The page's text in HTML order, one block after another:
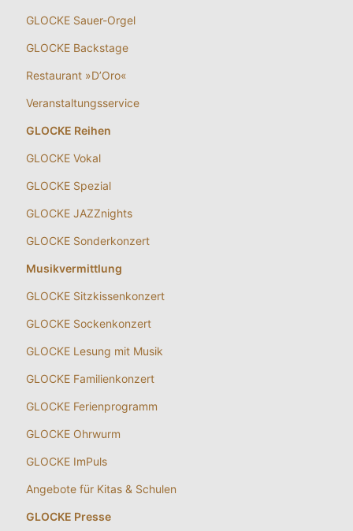
GLOCKE Sauer-Orgel
GLOCKE Backstage
Restaurant »D’Oro«
Veranstaltungsservice
GLOCKE Reihen
GLOCKE Vokal
GLOCKE Spezial
GLOCKE JAZZnights
GLOCKE Sonderkonzert
Musikvermittlung
GLOCKE Sitzkissenkonzert
GLOCKE Sockenkonzert
GLOCKE Lesung mit Musik
GLOCKE Familienkonzert
GLOCKE Ferienprogramm
GLOCKE Ohrwurm
GLOCKE ImPuls
Angebote für Kitas & Schulen
GLOCKE Presse